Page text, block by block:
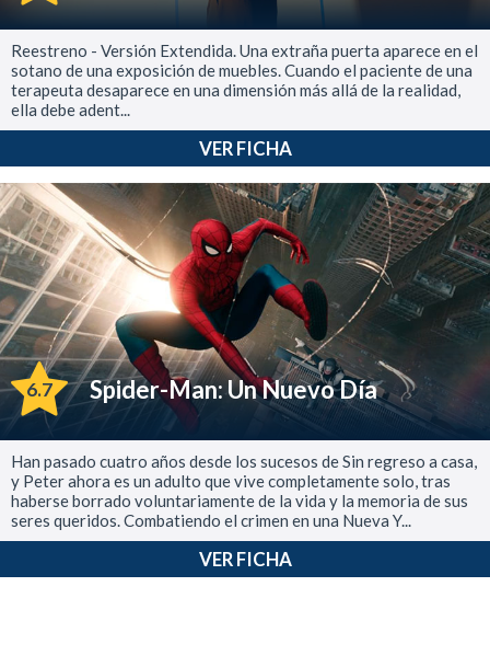
Reestreno - Versión Extendida. Una extraña puerta aparece en el
sotano de una exposición de muebles. Cuando el paciente de una
terapeuta desaparece en una dimensión más allá de la realidad,
ella debe adent...
VER FICHA
6.7 Spider-Man: Un Nuevo Día
Han pasado cuatro años desde los sucesos de Sin regreso a casa,
y Peter ahora es un adulto que vive completamente solo, tras
haberse borrado voluntariamente de la vida y la memoria de sus
seres queridos. Combatiendo el crimen en una Nueva Y...
VER FICHA